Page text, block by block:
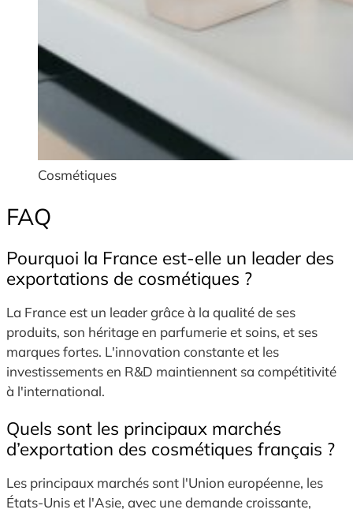
Cosmétiques
FAQ
Pourquoi la France est-elle un leader des
exportations de cosmétiques ?
La France est un leader grâce à la qualité de ses
produits, son héritage en parfumerie et soins, et ses
marques fortes. L'innovation constante et les
investissements en R&D maintiennent sa compétitivité
à l'international.
Quels sont les principaux marchés
d’exportation des cosmétiques français ?
Les principaux marchés sont l'Union européenne, les
États-Unis et l'Asie, avec une demande croissante,